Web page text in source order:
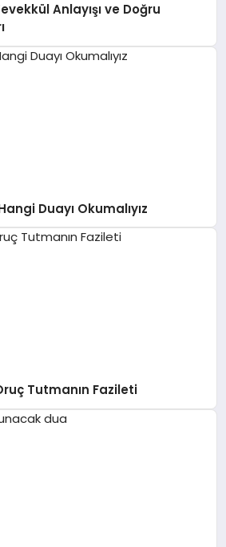
Anlayışı ve Doğru
Duayı Okumalıyız
Tutmanın Fazileti